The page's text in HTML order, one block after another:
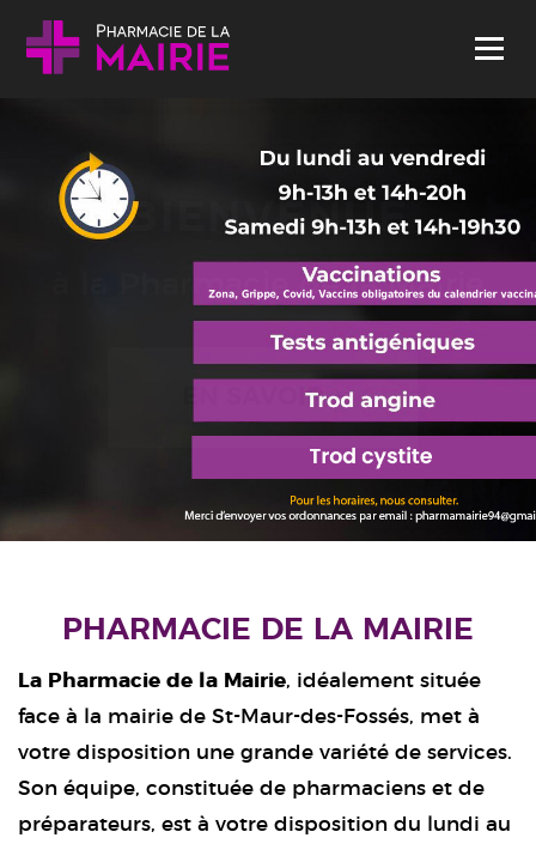
Skip to content
Menu
BIENVENUE
à la Pharmacie de la Mairie
EN SAVOIR +
PHARMACIE DE LA MAIRIE
La Pharmacie de la Mairie, idéalement située
face à la mairie de St-Maur-des-Fossés, met à
votre disposition une grande variété de services.
Son équipe, constituée de pharmaciens et de
préparateurs, est à votre disposition du lundi au